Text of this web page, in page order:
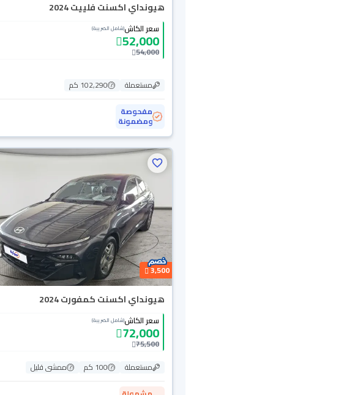
هيونداي اكسنت فلييت 2024
سعر الكاش(شامل الضريبة)
52,000
54,000
مستعملة
102,290 كم
مفحوصة
ومضمونة
3,500
هيونداي اكسنت كمفورت 2024
سعر الكاش(شامل الضريبة)
72,000
75,500
مستعملة
100 كم
ممشى قليل